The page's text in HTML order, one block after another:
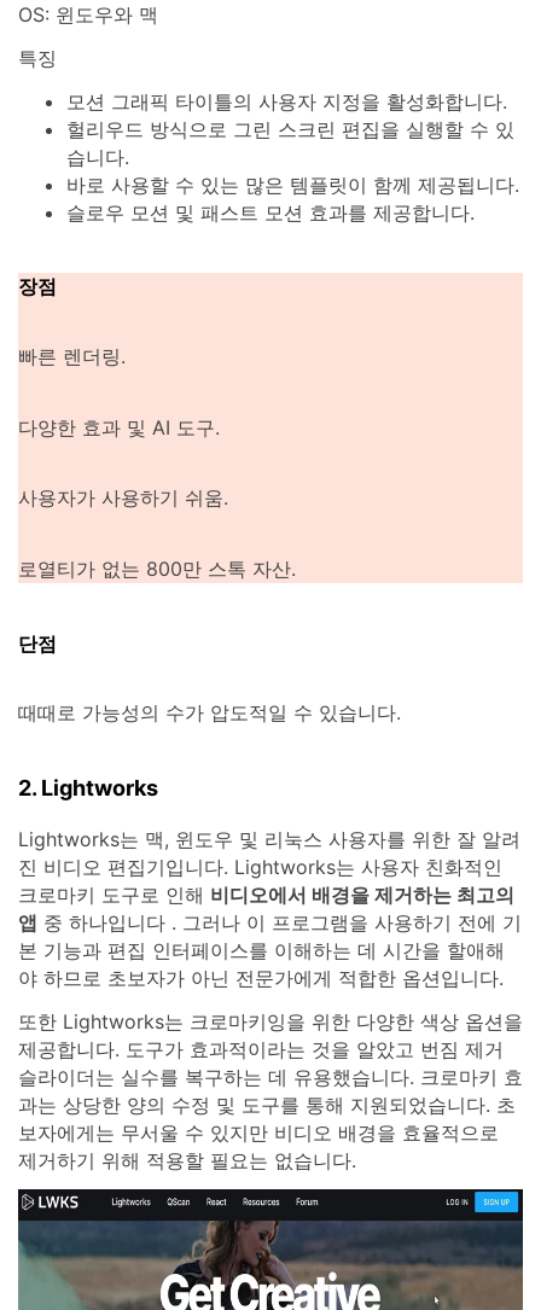
OS: 윈도우와 맥
특징
모션 그래픽 타이틀의 사용자 지정을 활성화합니다.
헐리우드 방식으로 그린 ​​스크린 편집을 실행할 수 있
습니다.
바로 사용할 수 있는 많은 템플릿이 함께 제공됩니다.
슬로우 모션 및 패스트 모션 효과를 제공합니다.
장점
빠른 렌더링.
다양한 효과 및 AI 도구.
사용자가 사용하기 쉬움.
로열티가 없는 800만 스톡 자산.
단점
때때로 가능성의 수가 압도적일 수 있습니다.
2. Lightworks
Lightworks는 맥, 윈도우 및 리눅스 사용자를 위한 잘 알려
진 비디오 편집기입니다. Lightworks는 사용자 친화적인
크로마키 도구로 인해 비디오에서 배경을 제거하는 최고의
앱 중 하나입니다 . 그러나 이 프로그램을 사용하기 전에 기
본 기능과 편집 인터페이스를 이해하는 데 시간을 할애해
야 하므로 초보자가 아닌 전문가에게 적합한 옵션입니다.
또한 Lightworks는 크로마키잉을 위한 다양한 색상 옵션을
제공합니다. 도구가 효과적이라는 것을 알았고 번짐 제거
슬라이더는 실수를 복구하는 데 유용했습니다. 크로마키 효
과는 상당한 양의 수정 및 도구를 통해 지원되었습니다. 초
보자에게는 무서울 수 있지만 비디오 배경을 효율적으로
제거하기 위해 적용할 필요는 없습니다.